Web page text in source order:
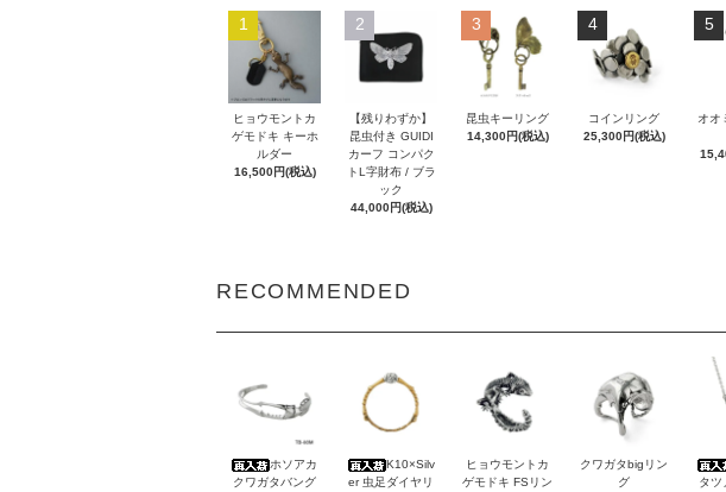
1
ヒョウモントカ
ゲモドキ キーホ
ルダー
16,500円(税込)
2
【残りわずか】
昆虫付き GUIDI
カーフ コンパク
トL字財布 / ブラ
ック
44,000円(税込)
3
昆虫キーリング
14,300円(税込)
4
コインリング
25,300円(税込)
5
オオ
RECOMMENDED
ホソアカ
クワガタバング
K10×Silv
er 虫足ダイヤリ
ヒョウモントカ
ゲモドキ FSリン
クワガタbigリン
グ
タツ